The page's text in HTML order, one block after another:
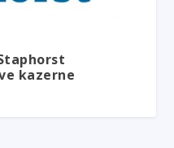
kazerne